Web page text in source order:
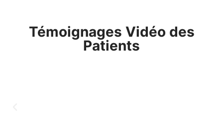
Témoignages Vidéo des
Patients